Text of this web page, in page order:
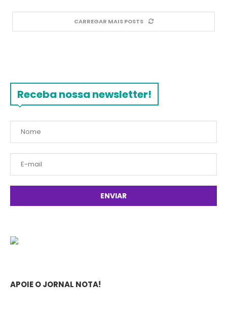
CARREGAR MAIS POSTS
Receba nossa newsletter!
APOIE O JORNAL NOTA!